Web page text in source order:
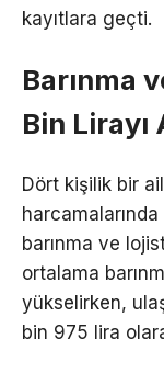
kayıtlara geçti.
Barınma
Bin Lirayı
Dört kişilik bir
barınma ve
ortalama
yükselirken,
bin 975 lira